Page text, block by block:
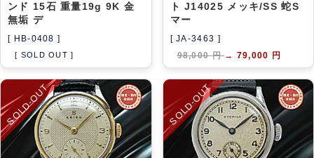
ンド 15石 重量19g 9K 金
無垢 デ
[ HB-0408 ]
[ SOLD OUT ]
ト J14025 メッキ/SS 蛇S
マー
[ JA-3463 ]
98,000 円→ 79,000 円
SOLD-OUT SOLD-OUT